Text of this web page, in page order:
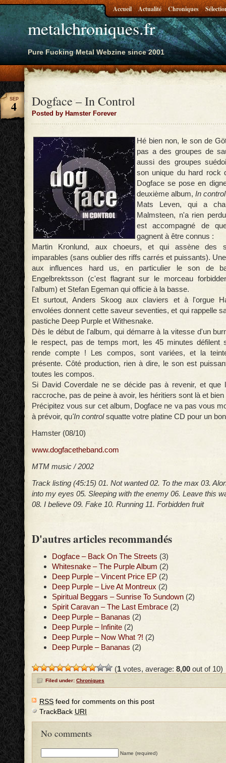
metalchroniques.fr
Pure Fucking Metal Webzine since 2001
Accueil Actualité Chroniques
Dogface – In Control
Posted by Hamster Forever
SEP
4
Hé bien non, le son de
pas a des groupes de
aussi des groupes
son unique du hard rock
Dogface se pose en
deuxième album, In control
Mats Leven, qui a
Malmsteen, n'a rien
est accompagné de
gagnent à être connus :
Martin Kronlund, aux choeurs, et qui assène des
imparables (sans oublier des riffs carrés et puissants).
aux influences hard us, en particulier le son de
Engelbrektsson (c'est flagrant sur le morceau
l'album) et Stefan Egeman qui officie à la basse.
Et surtout, Anders Skoog aux claviers et à l'orgue
envolées donnent cette saveur seventies, et qui rappelle
pastiche Deep Purple et Withesnake.
Dès le début de l'album, qui démarre à la vitesse d'un
le respect, pas de temps mort, les 45 minutes défilent
rende compte ! Les compos, sont variées, et la
présente. Côté production, rien à dire, le son est
toutes les compos.
Si David Coverdale ne se décide pas à revenir, et que
raccroche, pas de peine à avoir, les héritiers sont là et bien
Précipitez vous sur cet album, Dogface ne va pas vous
à prévoir, qu'In controlsquatte votre platine CD pour un
Hamster (08/10)
www.dogfacetheband.com
MTM music / 2002
Track listing (45:15) 01. Not wanted 02. To the max 03.
into my eyes 05. Sleeping with the enemy 06. Leave this
08. I believe 09. Fake 10. Running 11. Forbidden fruit
D'autres articles recommandés
Dogface – Back On The Streets (3)
Whitesnake – The Purple Album (2)
Deep Purple – Vincent Price EP (2)
Deep Purple – Live At Montreux (2)
Spiritual Beggars – Sunrise To Sundown (2)
Spirit Caravan – The Last Embrace (2)
Deep Purple – Bananas (2)
Deep Purple – Infinite (2)
Deep Purple – Now What ?! (2)
Deep Purple – Bananas (2)
(1 votes, average: 8,00 out of 10)
Filed under: Chroniques
RSS feed for comments on this post
TrackBack URI
No comments
Name (required)